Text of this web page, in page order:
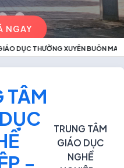
NGAY
THƯỜNG XUYÊN BUÔN MA
TÂM
-
TRUNG TÂM
GIÁO DỤC
NGHỀ